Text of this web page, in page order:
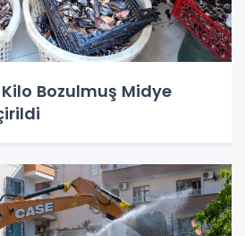
Bozulmuş Midye